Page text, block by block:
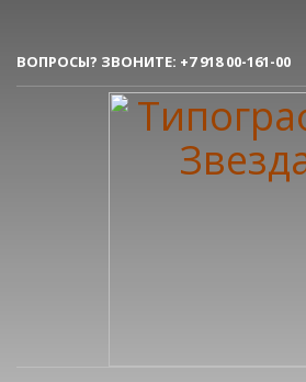
1 Вы делаете заявку.
Согласовываем макет.
Получаете готовый заказ!
ВОПРОСЫ? ЗВОНИТЕ: +7 918 00-161-00